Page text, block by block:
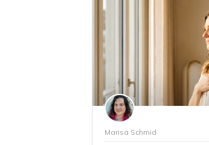
Marisa Schmid